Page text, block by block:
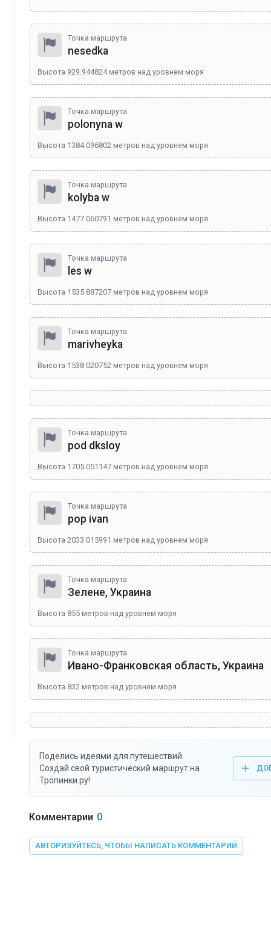
Точка маршрута
nesedka
Высота 929.944824метров над уровнем моря
Точка маршрута
polonyna w
Высота 1384.096802 метров над уровнем моря
Точка маршрута
kolyba w
Высота 1477.060791 метров над уровнем моря
Точка маршрута
les w
Высота 1535.887207 метров над уровнем моря
Точка маршрута
marivheyka
Высота 1538.020752 метров над уровнем моря
Точка маршрута
pod dksloy
Высота 1705.051147 метров над уровнем моря
Точка маршрута
pop ivan
Высота 2033.015991 метров над уровнем моря
Точка маршрута
Зелене, Украина
Высота 855 метров над уровнем моря
Точка маршрута
Ивано-Франковская область, Украина
Высота 832 метров над уровнем моря
Поделись идеями для путешествий.
Создай свой туристический маршрут на
Тропинки.ру!
Комментарии 0
АВТОРИЗУЙТЕСЬ, ЧТОБЫ НАПИСАТЬ КОММЕНТАРИЙ